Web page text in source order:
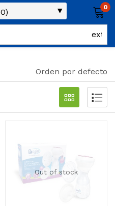
0
Orden por defecto
Out of stock